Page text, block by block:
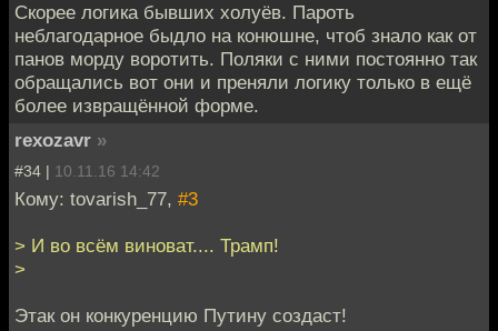
Скорее логика бывших холуёв. Пароть
неблагодарное быдло на конюшне, чтоб знало как от
панов морду воротить. Поляки с ними постоянно так
обращались вот они и преняли логику только в ещё
более извращённой форме.
rexozavr »
#34 | 10.11.16 14:42
Кому: tovarish_77, #3
> И во всём виноват.... Трамп!
>
Этак он конкуренцию Путину создаст!